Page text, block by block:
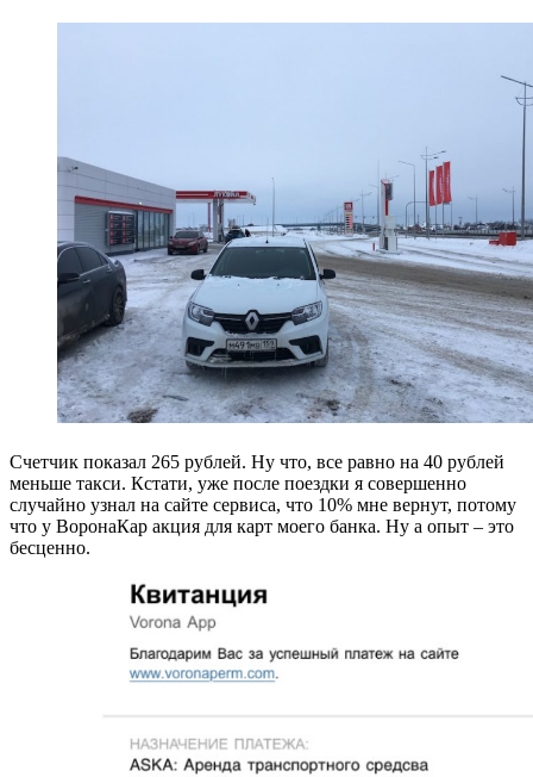
Счетчик показал 265 рублей. Ну что, все равно на 40 рублей
меньше такси. Кстати, уже после поездки я совершенно
случайно узнал на сайте сервиса, что 10% мне вернут, потому
что у ВоронаКар акция для карт моего банка. Ну а опыт – это
бесценно.